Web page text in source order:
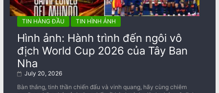
TIN HÀNG ĐẦU TIN HÌNH ẢNH
Hình ảnh: Hành trình đến ngôi vô
địch World Cup 2026 của Tây Ban
Nha
July 20, 2026
Bàn thắng, tinh thần chiến đấu và vinh quang, hãy cùng chiêm